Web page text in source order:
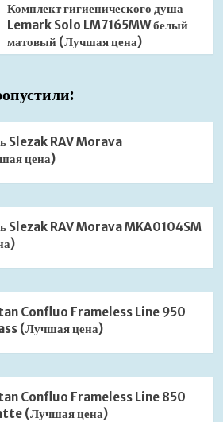
Комплект гигиенического душа
Lemark Solo LM7165MW белый
матовый (Лучшая цена)
Slezak RAV Morava
цена)
Slezak RAV Morava MKA0104SM
Confluo Frameless Line 950
(Лучшая цена)
Confluo Frameless Line 850
(Лучшая цена)